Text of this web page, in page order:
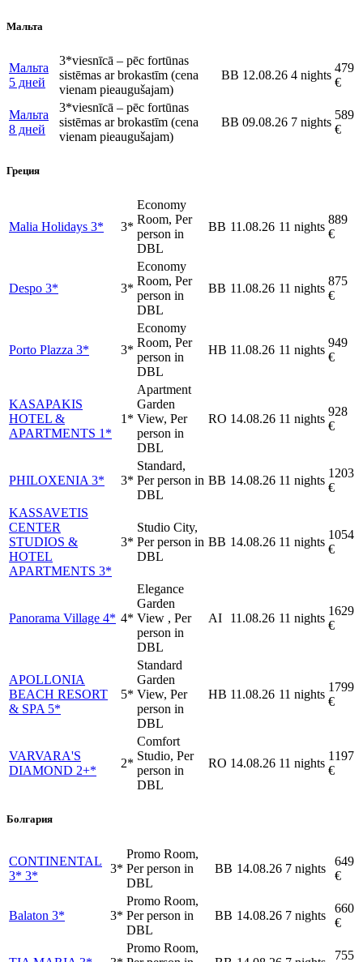
Мальта
Мальта
5 дней
3*viesnīcā – pēc fortūnas
sistēmas ar brokastīm (cena
vienam pieaugušajam)
BB 12.08.26 4 nights
479
€
Мальта
8 дней
3*viesnīcā – pēc fortūnas
sistēmas ar brokastīm (cena
vienam pieaugušajam)
BB 09.08.26 7 nights
589
€
Греция
Malia Holidays 3* 3*
Economy
Room, Per
person in
DBL
BB 11.08.26 11 nights
889
€
Despo 3* 3*
Economy
Room, Per
person in
DBL
BB 11.08.26 11 nights
875
€
Porto Plazza 3* 3*
Economy
Room, Per
person in
DBL
HB 11.08.26 11 nights
949
€
KASAPAKIS
HOTEL &
APARTMENTS 1*
1*
Apartment
Garden
View, Per
person in
DBL
RO 14.08.26 11 nights
928
€
PHILOXENIA 3* 3*
Standard,
Per person in
DBL
BB 14.08.26 11 nights
1203
€
KASSAVETIS
CENTER
STUDIOS &
HOTEL
APARTMENTS 3*
3*
Studio City,
Per person in
DBL
BB 14.08.26 11 nights
1054
€
Panorama Village 4* 4*
Elegance
Garden
View , Per
person in
DBL
AI 11.08.26 11 nights
1629
€
APOLLONIA
BEACH RESORT
& SPA 5*
5*
Standard
Garden
View, Per
person in
DBL
HB 11.08.26 11 nights
1799
€
VARVARA'S
DIAMOND 2+*
2*
Comfort
Studio, Per
person in
DBL
RO 14.08.26 11 nights
1197
€
Болгария
CONTINENTAL
3* 3*
3*
Promo Room,
Per person in
DBL
BB 14.08.26 7 nights
649
€
Balaton 3* 3*
Promo Room,
Per person in
DBL
BB 14.08.26 7 nights
660
€
Promo Room,
755